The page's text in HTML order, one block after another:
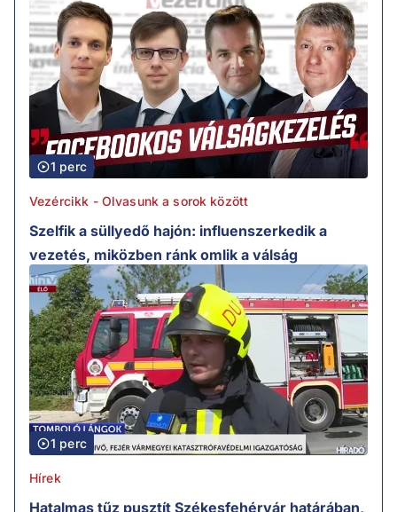
1 perc
Vezércikk - Olvasunk a sorok között
Szelfik a süllyedő hajón: influenszerkedik a
vezetés, miközben ránk omlik a válság
1 perc
Hírek
Hatalmas tűz pusztít Székesfehérvár határában,